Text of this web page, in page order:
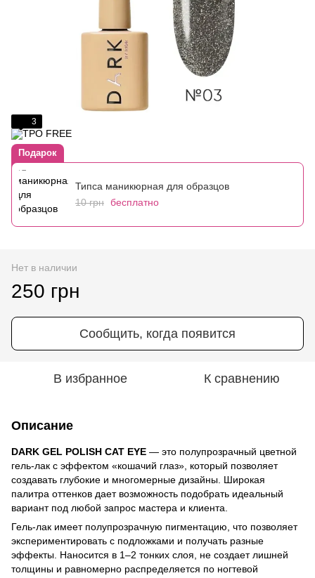
3
Подарок
Типса маникюрная для образцов
10 грн бесплатно
Нет в наличии
250 грн
Сообщить, когда появится
В избранное К сравнению
Описание
DARK GEL POLISH CAT EYE — это полупрозрачный цветной
гель-лак с эффектом «кошачий глаз», который позволяет
создавать глубокие и многомерные дизайны. Широкая
палитра оттенков дает возможность подобрать идеальный
вариант под любой запрос мастера и клиента.
Гель-лак имеет полупрозрачную пигментацию, что позволяет
экспериментировать с подложками и получать разные
эффекты. Наносится в 1–2 тонких слоя, не создает лишней
толщины и равномерно распределяется по ногтевой